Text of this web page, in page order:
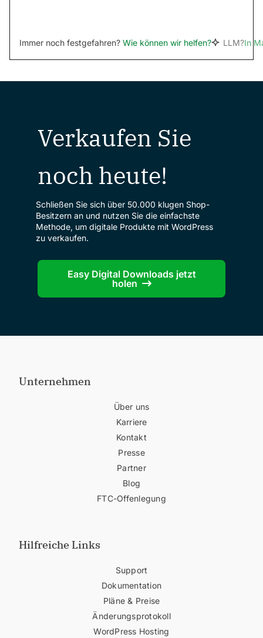
Immer noch festgefahren? Wie können wir helfen? LLM?In
Verkaufen Sie
noch heute!
Schließen Sie sich über 50.000 klugen Shop-
Besitzern an und nutzen Sie die einfachste
Methode, um digitale Produkte mit WordPress
zu verkaufen.
Easy Digital Downloads jetzt
holen
Unternehmen
Über uns
Karriere
Kontakt
Presse
Partner
Blog
FTC-Offenlegung
Hilfreiche Links
Support
Dokumentation
Pläne & Preise
Änderungsprotokoll
WordPress Hosting